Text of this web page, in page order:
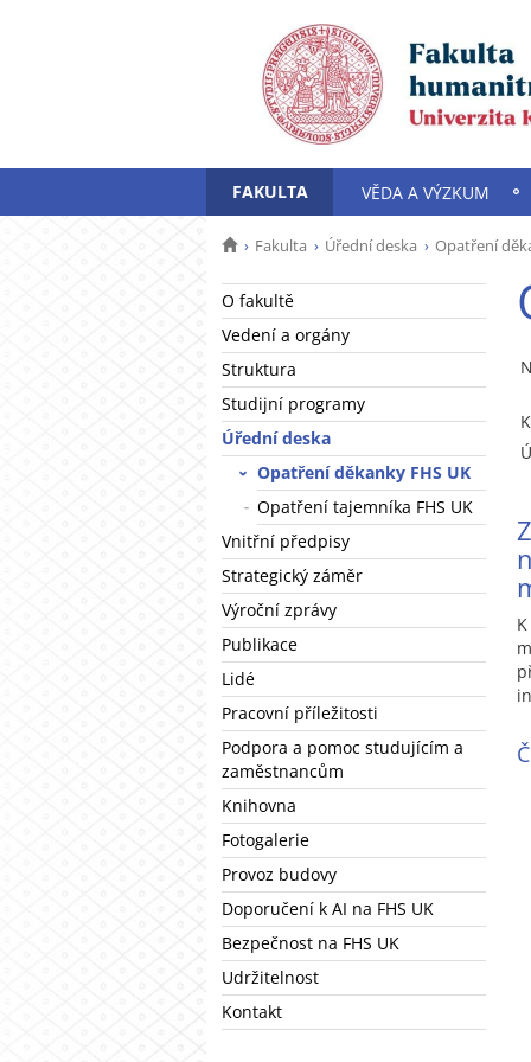
FAKULTA VĚDA A VÝZKUM
Fakulta Úřední deska Opatření
O fakultě
Vedení a orgány
Struktura
Studijní programy
Úřední deska
Opatření děkanky FHS UK
Opatření tajemníka FHS UK
Vnitřní předpisy
Strategický záměr
Výroční zprávy
Publikace
Lidé
Pracovní příležitosti
Podpora a pomoc studujícím a
zaměstnancům
Knihovna
Fotogalerie
Provoz budovy
Doporučení k AI na FHS UK
Bezpečnost na FHS UK
Udržitelnost
Kontakt